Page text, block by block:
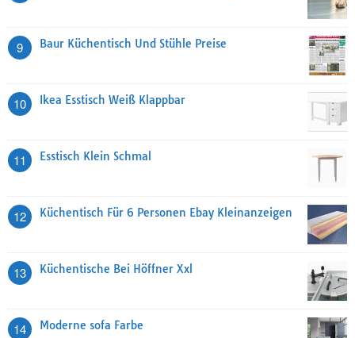
9 Baur Küchentisch Und Stühle Preise
10 Ikea Esstisch Weiß Klappbar
11 Esstisch Klein Schmal
12 Küchentisch Für 6 Personen Ebay Kleinanzeigen
13 Küchentische Bei Höffner Xxl
14 Moderne sofa Farbe